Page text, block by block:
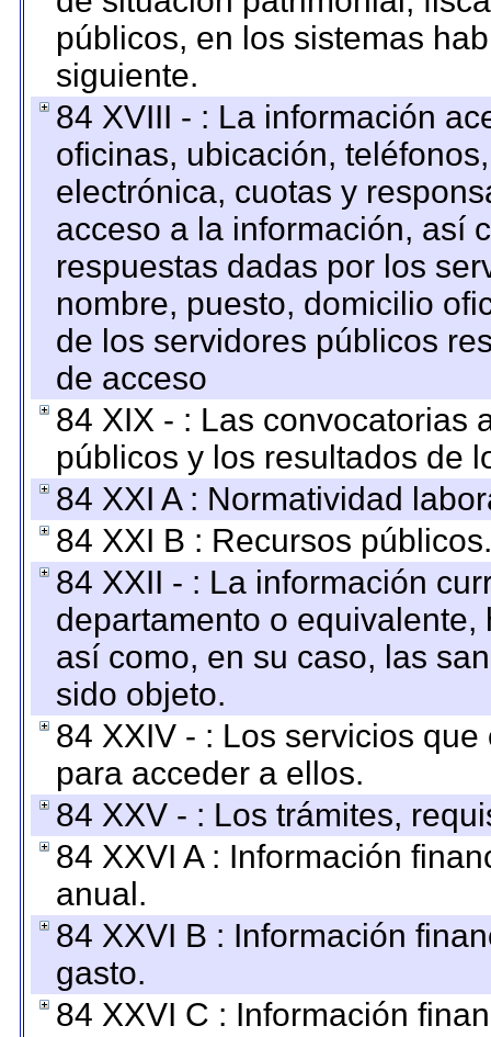
públicos, en los sistemas
siguiente.
84 XVIII - : La información
oficinas, ubicación,
electrónica, cuotas y
acceso a la información, así
respuestas dadas por los
nombre, puesto, domicilio
de los servidores públicos
de acceso
84 XIX - : Las convocatorias
públicos y los resultados de
84 XXI A : Normatividad
84 XXI B : Recursos públicos.
84 XXII - : La información
departamento o
así como, en su caso, las
sido objeto.
84 XXIV - : Los servicios
para acceder a ellos.
84 XXV - : Los trámites,
84 XXVI A : Información
anual.
84 XXVI B : Información
gasto.
84 XXVI C : Información